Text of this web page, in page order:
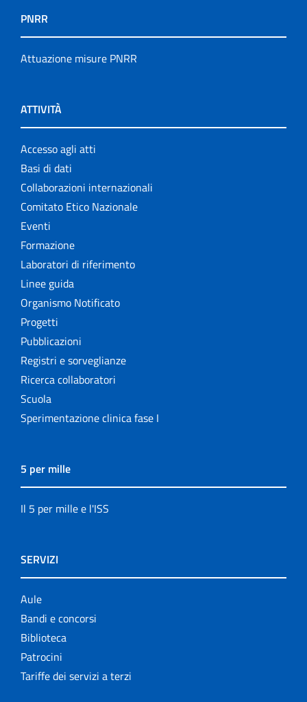
PNRR
Attuazione misure PNRR
ATTIVITÀ
Accesso agli atti
Basi di dati
Collaborazioni internazionali
Comitato Etico Nazionale
Eventi
Formazione
Laboratori di riferimento
Linee guida
Organismo Notificato
Progetti
Pubblicazioni
Registri e sorveglianze
Ricerca collaboratori
Scuola
Sperimentazione clinica fase I
5 per mille
Il 5 per mille e l'ISS
SERVIZI
Aule
Bandi e concorsi
Biblioteca
Patrocini
Tariffe dei servizi a terzi